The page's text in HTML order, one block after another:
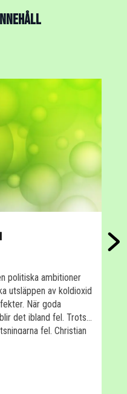
politiska ambitioner
utsläppen av koldioxid
När goda
det ibland fel. Trots
fel. Christian
Ratio, har i en